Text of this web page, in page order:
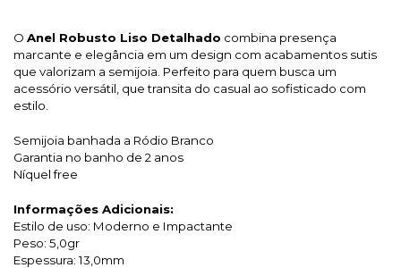
O Anel Robusto Liso Detalhado combina presença
marcante e elegância em um design com acabamentos sutis
que valorizam a semijoia. Perfeito para quem busca um
acessório versátil, que transita do casual ao sofisticado com
estilo.
Semijoia banhada a Ródio Branco
Garantia no banho de 2 anos
Níquel free
Informações Adicionais:
Estilo de uso: Moderno e Impactante
Peso: 5,0gr
Espessura: 13,0mm